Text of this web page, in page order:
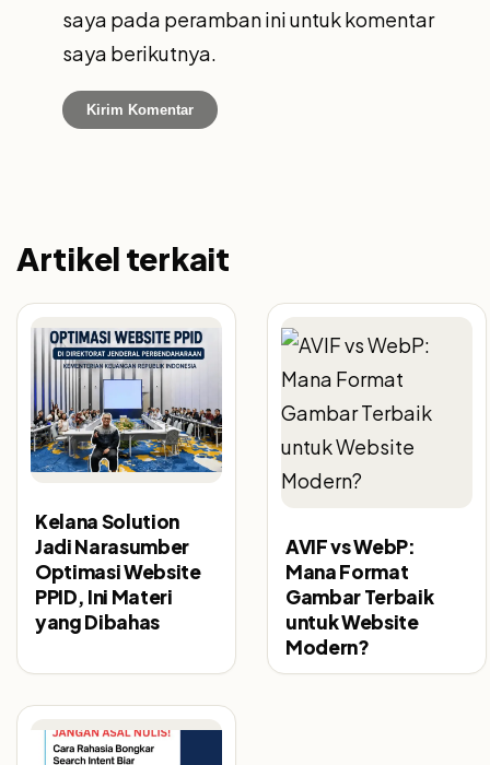
saya pada peramban ini untuk komentar
saya berikutnya.
Artikel terkait
Kelana Solution
Jadi Narasumber
Optimasi Website
PPID, Ini Materi
yang Dibahas
AVIF vs WebP:
Mana Format
Gambar Terbaik
untuk Website
Modern?